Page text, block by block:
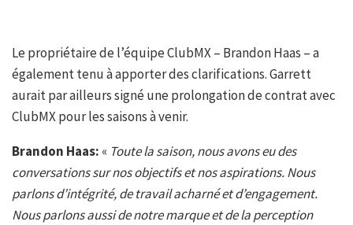
Le propriétaire de l’équipe ClubMX – Brandon Haas – a
également tenu à apporter des clarifications. Garrett
aurait par ailleurs signé une prolongation de contrat avec
ClubMX pour les saisons à venir.
Brandon Haas: « Toute la saison, nous avons eu des
conversations sur nos objectifs et nos aspirations. Nous
parlons d’intégrité, de travail acharné et d’engagement.
Nous parlons aussi de notre marque et de la perception